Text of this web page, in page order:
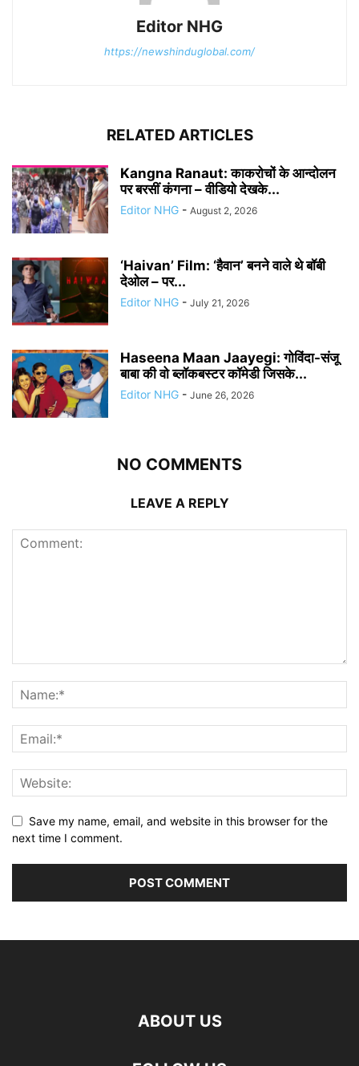
Editor NHG
https://newshinduglobal.com/
RELATED ARTICLES
Kangna Ranaut: काकरोचों के आन्दोलन
पर बरसीं कंगना – वीडियो देखके...
Editor NHG - August 2, 2026
‘Haivan’ Film: ‘हैवान’ बनने वाले थे बॉबी
देओल – पर...
Editor NHG - July 21, 2026
Haseena Maan Jaayegi: गोविंदा-संजू
बाबा की वो ब्लॉकबस्टर कॉमेडी जिसके...
Editor NHG - June 26, 2026
NO COMMENTS
LEAVE A REPLY
Save my name, email, and website in this browser for the
next time I comment.
ABOUT US